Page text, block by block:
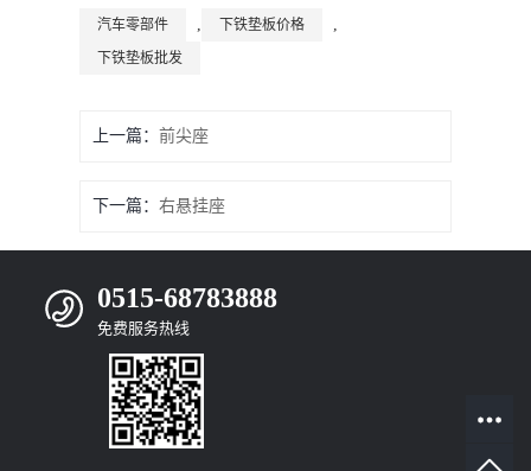
汽车零部件 , 下铁垫板价格 ,
下铁垫板批发
上一篇：前尖座
下一篇：右悬挂座
0515-68783888
免费服务热线